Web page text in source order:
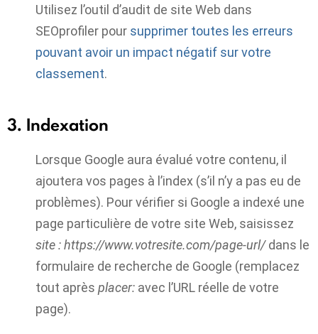
Utilisez l’outil d’audit de site Web dans
SEOprofiler pour supprimer toutes les erreurs
pouvant avoir un impact négatif sur votre
classement.
3. Indexation
Lorsque Google aura évalué votre contenu, il
ajoutera vos pages à l’index (s’il n’y a pas eu de
problèmes). Pour vérifier si Google a indexé une
page particulière de votre site Web, saisissez
site : https://www.votresite.com/page-url/dans le
formulaire de recherche de Google (remplacez
tout après placer: avec l’URL réelle de votre
page).